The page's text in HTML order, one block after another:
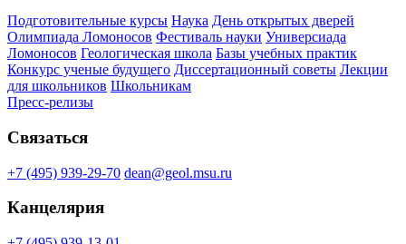
Подготовительные курсы Наука День открытых дверей
Олимпиада Ломоносов Фестиваль науки Универсиада
Ломоносов Геологическая школа Базы учебных практик
Конкурс ученые будущего Диссертационный советы Лекции
для школьников Школьникам
Пресс-релизы
Связаться
+7 (495) 939-29-70 dean@geol.msu.ru
Канцелярия